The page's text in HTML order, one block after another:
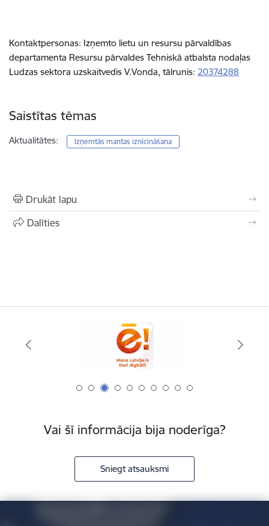
Kontaktpersonas: Izņemto lietu un resursu pārvaldības
departamenta Resursu pārvaldes Tehniskā atbalsta nodaļas
Ludzas sektora uzskaitvedis V.Vonda, tālrunis: 20374288
Saistītas tēmas
Aktualitātes: Izņemtās mantas iznīcināšana
Drukāt lapu
Dalīties
Vai šī informācija bija noderīga?
Sniegt atsauksmi